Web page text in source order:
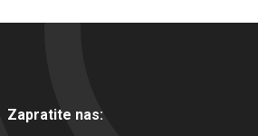
Zapratite nas: